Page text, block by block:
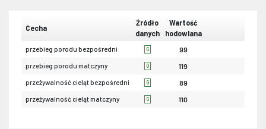
Cecha
Źródło
danych
Wartość
hodowlana
przebieg porodu bezpośredni G 99
przebieg porodu matczyny G 119
przeżywalność cieląt bezpośredni G 89
przeżywalność cieląt matczyny G 110